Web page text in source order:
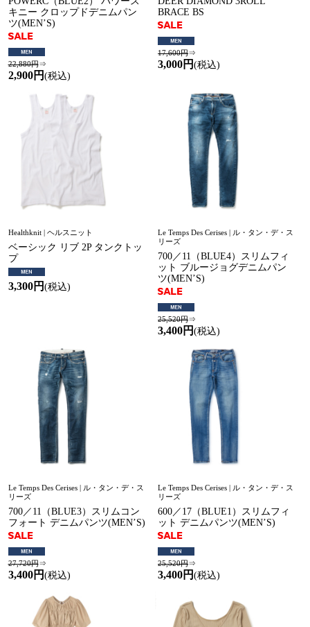
キニー クロップドデニムパン
ツ(MEN’S)
22,880円⇒
2,900円 (税込)
BRACE BS
17,600円⇒
3,000円(税込)
Healthknit | ヘルスニット
ベーシック リブ 2P タンクトッ
プ
3,300円 (税込)
Le Temps Des Cerises | ル・タン・デ・ス
リーズ
700／11（BLUE4）スリムフィ
ット ブルージョグデニムパン
ツ(MEN’S)
25,520円⇒
3,400円(税込)
Le Temps Des Cerises | ル・タン・デ・ス
リーズ
700／11（BLUE3）スリムコン
フォート デニムパンツ(MEN’S)
27,720円⇒
3,400円 (税込)
Le Temps Des Cerises | ル・タン・デ・ス
リーズ
600／17（BLUE1）スリムフィ
ット デニムパンツ(MEN’S)
25,520円⇒
3,400円(税込)